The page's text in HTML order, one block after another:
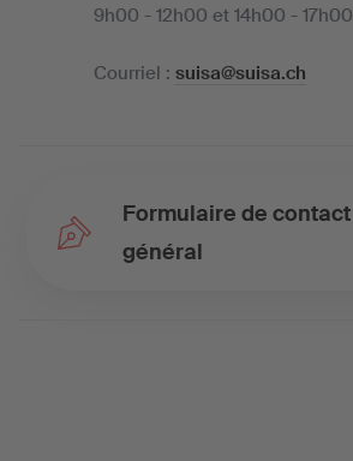
9h00 - 12h00 et 14h00 - 17h00
Courriel : suisa@suisa.ch
Formulaire de contact
général